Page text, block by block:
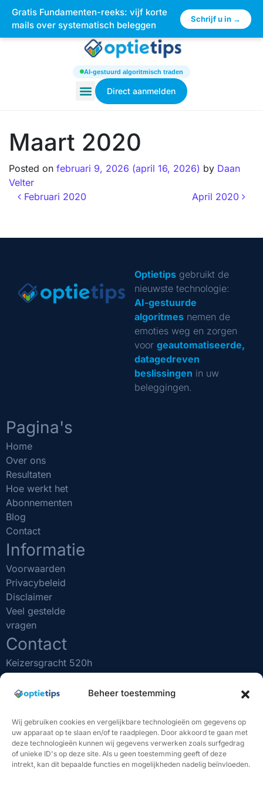
Beheer toestemming
Wij gebruiken cookies en vergelijkbare technologieën om gegevens op
uw apparaat op te slaan en/of te raadplegen. Door akkoord te gaan met
deze technologieën kunnen wij gegevens verwerken zoals surfgedrag
of unieke ID's op deze site. Als u geen toestemming geeft of deze
intrekt, kan dit bepaalde functies en mogelijkheden nadelig beïnvloeden.
AI-gestuurd algoritmisch traden
Direct aanmelden
Maart 2020
Posted on februari 9, 2026 (april 16, 2026) by Daan
Velter
Februari 2020
April 2020
Optietipsgebruikt de
nieuwste technologie:
AI-gestuurde
algoritmesnemen de
emoties weg en zorgen
voor geautomatiseerde,
datagedreven
beslissingen in uw
beleggingen.
Pagina's
Home
Over ons
Resultaten
Hoe werkt het
Abonnementen
Blog
Contact
Informatie
Voorwaarden
Privacybeleid
Disclaimer
Veel gestelde
vragen
Contact
Keizersgracht 520h
1017 EK Amsterdam
(020) 231 0610
KVK nr: 75481731
BELANGRIJK OM TE WETEN
"Beleggen brengt risico's met zich mee. U kunt (een deel
van) uw inleg verliezen. De handelssignalen van Optietips
Gratis Fundamenten-reeks: vijf korte
mails over systematisch beleggen
Schrijf u in → ×